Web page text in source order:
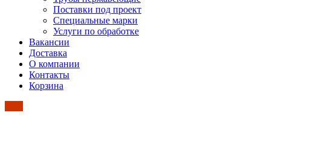
Поставки под проект
Специальные марки
Услуги по обработке
Вакансии
Доставка
О компании
Контакты
Корзина